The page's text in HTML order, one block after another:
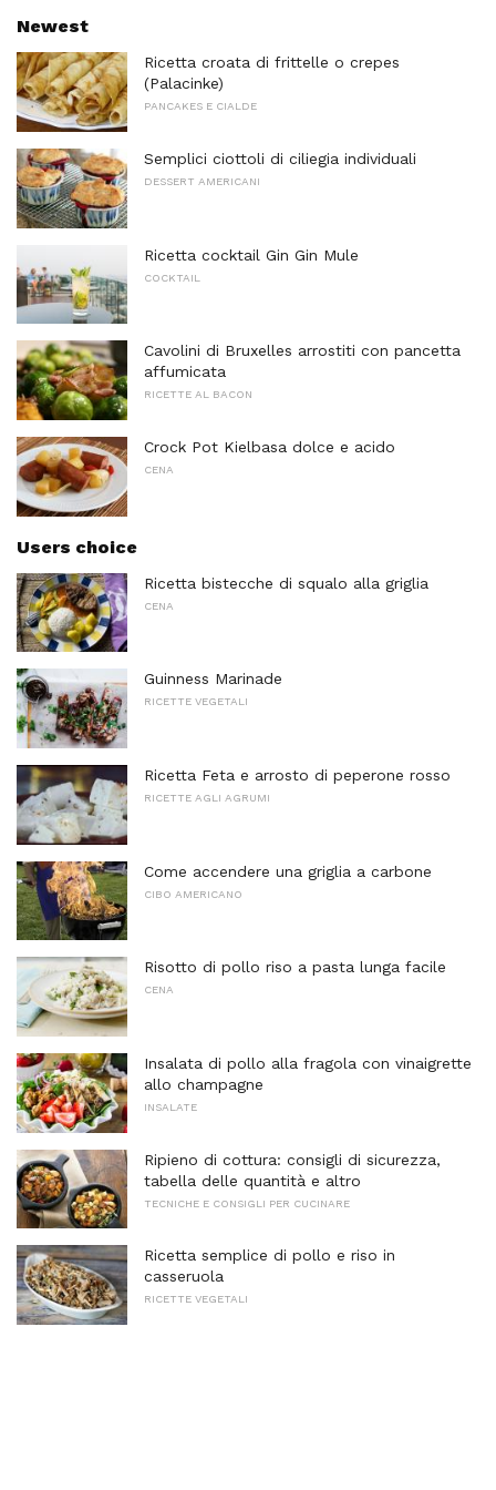
Newest
Ricetta croata di frittelle o crepes
(Palacinke)
PANCAKES E CIALDE
Semplici ciottoli di ciliegia individuali
DESSERT AMERICANI
Ricetta cocktail Gin Gin Mule
COCKTAIL
Cavolini di Bruxelles arrostiti con pancetta
affumicata
RICETTE AL BACON
Crock Pot Kielbasa dolce e acido
CENA
Users choice
Ricetta bistecche di squalo alla griglia
CENA
Guinness Marinade
RICETTE VEGETALI
Ricetta Feta e arrosto di peperone rosso
RICETTE AGLI AGRUMI
Come accendere una griglia a carbone
CIBO AMERICANO
Risotto di pollo riso a pasta lunga facile
CENA
Insalata di pollo alla fragola con vinaigrette
allo champagne
INSALATE
Ripieno di cottura: consigli di sicurezza,
tabella delle quantità e altro
TECNICHE E CONSIGLI PER CUCINARE
Ricetta semplice di pollo e riso in
casseruola
RICETTE VEGETALI